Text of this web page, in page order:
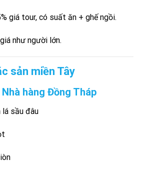
giá tour, có suất ăn + ghế ngồi.
như người lớn.
sản miền Tây
hàng Đồng Tháp
lá sầu đâu